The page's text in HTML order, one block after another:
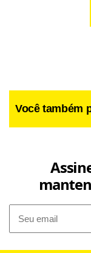
envolvimento da
Petrobras .
Você também